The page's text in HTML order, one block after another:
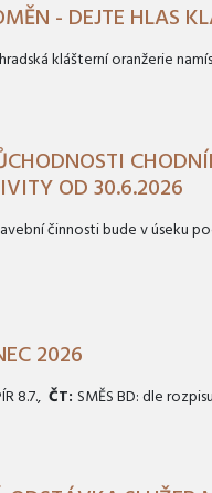
- DEJTE HLAS
klášterní oranžerie
OD 30.6.2026
činnosti bude v úseku
2026
8.7., ČT: SMĚS BD: dle